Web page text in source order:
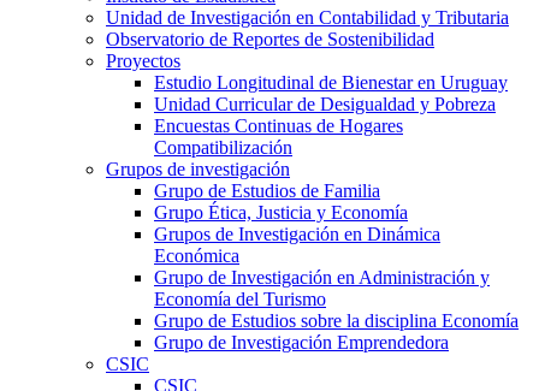
Unidad de Investigación en Contabilidad y Tributaria
Observatorio de Reportes de Sostenibilidad
Proyectos
Estudio Longitudinal de Bienestar en Uruguay
Unidad Curricular de Desigualdad y Pobreza
Encuestas Continuas de Hogares
Compatibilización
Grupos de investigación
Grupo de Estudios de Familia
Grupo Ética, Justicia y Economía
Grupos de Investigación en Dinámica
Económica
Grupo de Investigación en Administración y
Economía del Turismo
Grupo de Estudios sobre la disciplina Economía
Grupo de Investigación Emprendedora
CSIC
CSIC